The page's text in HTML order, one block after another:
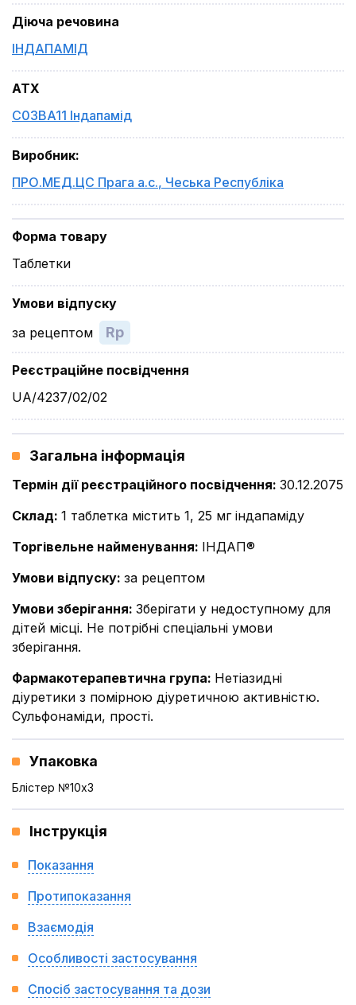
Діюча речовина
ІНДАПАМІД
ATX
C03BA11 Індапамід
Виробник:
ПРО.МЕД.ЦС Прага а.с., Чеська Республіка
Форма товару
Таблетки
Умови відпуску
за рецептом
Rp
Реєстраційне посвідчення
UA/4237/02/02
Загальна інформація
Термін дії реєстраційного посвідчення: 30.12.2075
Склад: 1 таблетка містить 1, 25 мг індапаміду
Торгівельне найменування: ІНДАП®
Умови відпуску: за рецептом
Умови зберігання: Зберігати у недоступному для
дітей місці. Не потрібні спеціальні умови
зберігання.
Фармакотерапевтична група: Нетіазидні
діуретики з помірною діуретичною активністю.
Сульфонаміди, прості.
Упаковка
Блістер №10x3
Інструкція
Показання
Протипоказання
Взаємодія
Особливості застосування
Спосіб застосування та дози